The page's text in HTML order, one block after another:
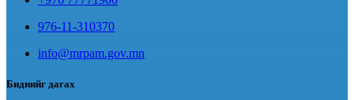
976-11-310370
info@mrpam.gov.mn
Биднийг дагах